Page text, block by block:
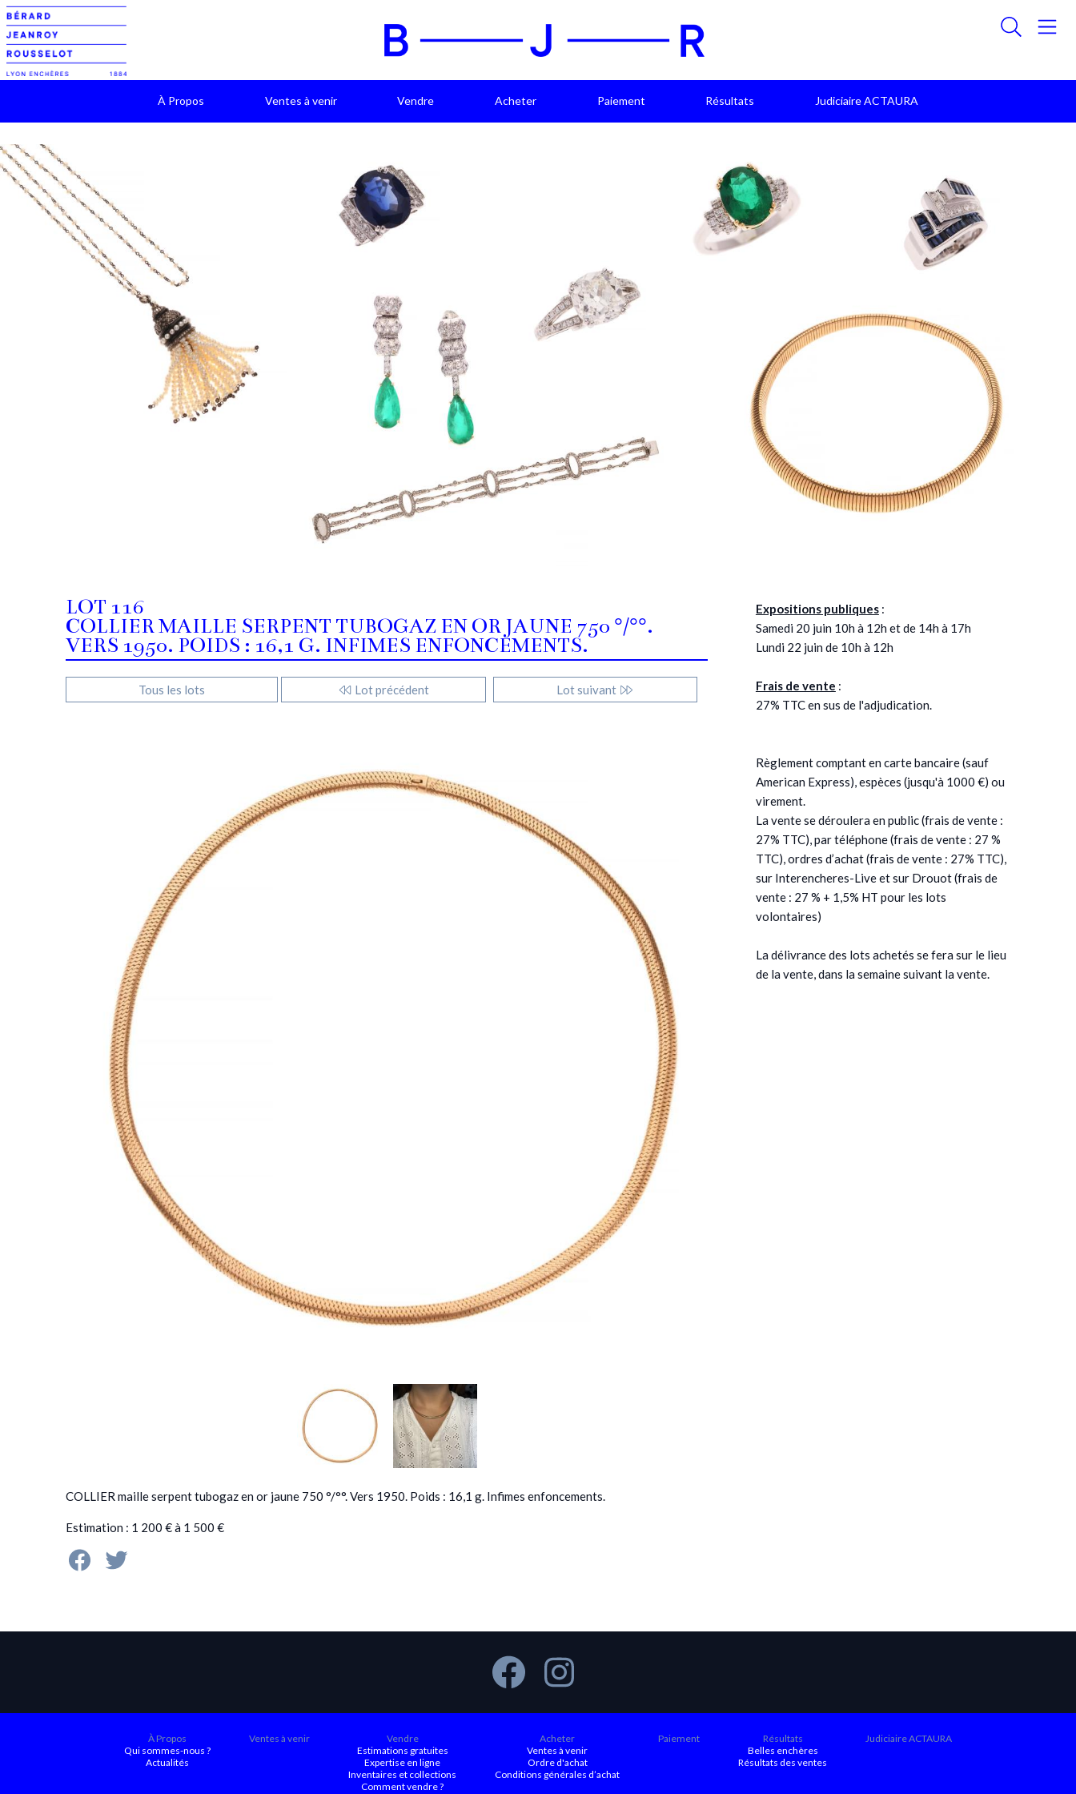
À Propos Ventes à venir Vendre Acheter Paiement Résultats Judiciaire ACTAURA
LOT 116
COLLIER MAILLE SERPENT TUBOGAZ EN OR JAUNE 750 °/°°.
VERS 1950. POIDS : 16,1 G. INFIMES ENFONCEMENTS.
Tous les lots Lot précédent Lot suivant
COLLIER maille serpent tubogaz en or jaune 750 °/°°. Vers 1950. Poids : 16,1 g. Infimes enfoncements.
Estimation : 1 200 € à 1 500 €
Expositions publiques:
Samedi 20 juin 10h à 12h et de 14h à 17h
Lundi 22 juin de 10h à 12h
Frais de vente :
27% TTC en sus de l'adjudication.
Règlement comptant en carte bancaire (sauf
American Express), espèces (jusqu'à 1000 €) ou
virement.
La vente se déroulera en public (frais de vente :
27% TTC), par téléphone (frais de vente : 27 %
TTC), ordres d’achat (frais de vente : 27% TTC),
sur Interencheres-Live et sur Drouot (frais de
vente : 27 % + 1,5% HT pour les lots
volontaires)
La délivrance des lots achetés se fera sur le lieu
de la vente, dans la semaine suivant la vente.
À Propos
Qui sommes-nous ?
Actualités
Ventes à venir
Vendre
Estimations gratuites
Expertise en ligne
Inventaires et collections
Comment vendre ?
Acheter
Ventes à venir
Ordre d'achat
Conditions générales d’achat
Paiement
Résultats
Belles enchères
Résultats des ventes
Judiciaire ACTAURA